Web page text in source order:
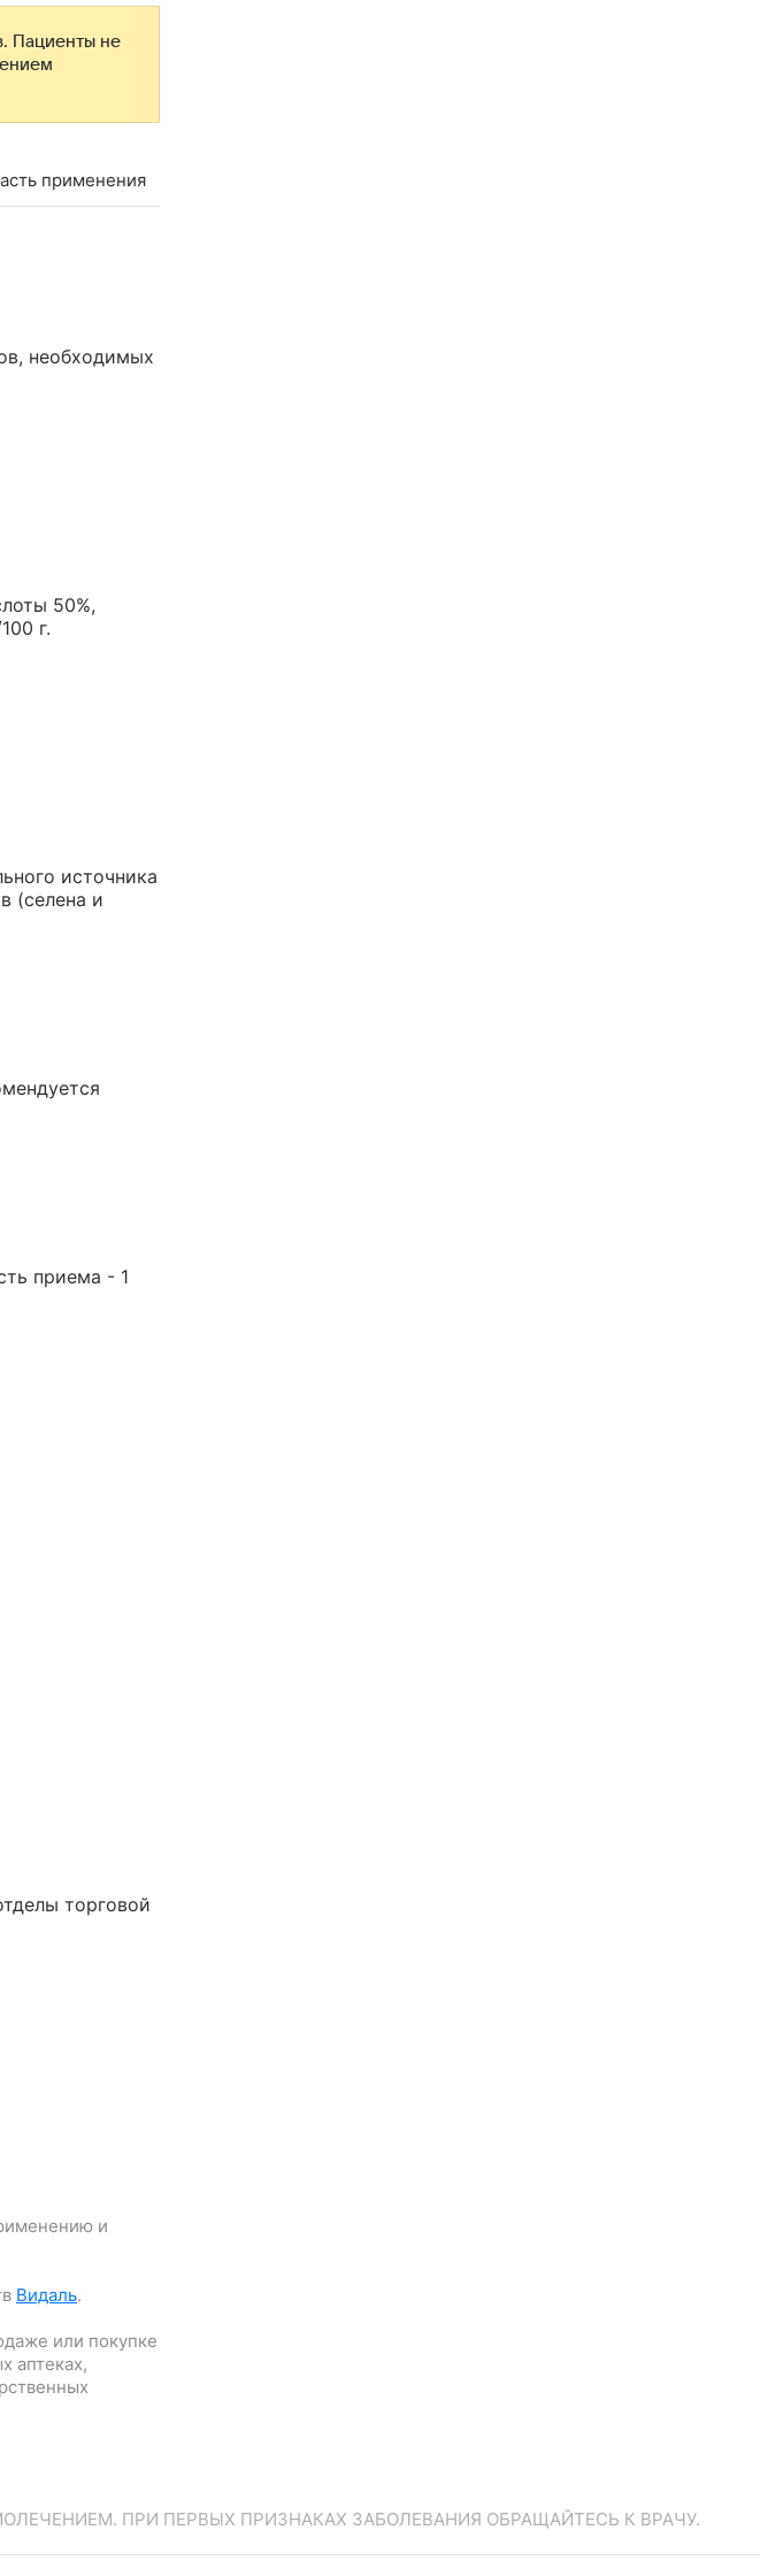
Пациенты не
применения
необходимых
50%,
г.
источника
(селена и
приема - 1
торговой
и
Видаль.
или покупке
аптеках,
ПРИ ПЕРВЫХ ПРИЗНАКАХ ЗАБОЛЕВАНИЯ ОБРАЩАЙТЕСЬ К ВРАЧУ.